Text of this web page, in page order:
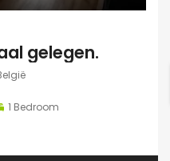
gelegen.
1 Bedroom